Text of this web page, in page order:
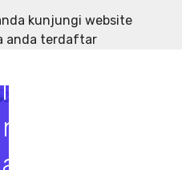
kunjungi website
anda terdaftar
e
m
i
n
a